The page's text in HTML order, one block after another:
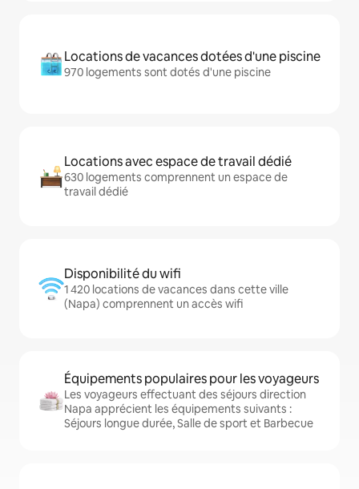
Locations de vacances dotées d'une piscine
970 logements sont dotés d'une piscine
Locations avec espace de travail dédié
630 logements comprennent un espace de
travail dédié
Disponibilité du wifi
1 420 locations de vacances dans cette ville
(Napa) comprennent un accès wifi
Équipements populaires pour les voyageurs
Les voyageurs effectuant des séjours direction
Napa apprécient les équipements suivants :
Séjours longue durée, Salle de sport et Barbecue